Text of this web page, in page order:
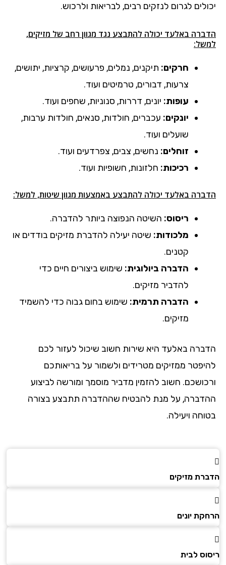
יכולים לגרום לנזקים רבים, לבריאות ולרכוש.
הדברה באלעד יכולה להתבצע נגד מגוון רחב של מזיקים,
למשל:
חרקים: תיקנים, נמלים, פרעושים, קרציות, יתושים,
צרעות, דבורים, טרמיטים ועוד.
עופות: יונים, דררות, סנוניות, שחפים ועוד.
יונקים: עכברים, חולדות, סנאים, חולדות ערבות,
שועלים ועוד.
זוחלים: נחשים, צבים, צפרדעים ועוד.
רכיכות: חלזונות, חשופיות ועוד.
הדברה באלעד יכולה להתבצע באמצעות מגוון שיטות, למשל:
ריסוס: השיטה הנפוצה ביותר להדברה.
מלכודות: שיטה יעילה להדברת מזיקים בודדים או
קטנים.
הדברה ביולוגית: שימוש ביצורים חיים כדי
להדביר מזיקים.
הדברה תרמית: שימוש בחום גבוה כדי להשמיד
מזיקים.
הדברה באלעד היא שירות חשוב שיכול לעזור לכם
להיפטר ממזיקים מטרידים ולשמור על בריאותכם
ורכושכם. חשוב להזמין מדביר מוסמך ומורשה לביצוע
ההדברה, על מנת להבטיח שההדברה תתבצע בצורה
בטוחה ויעילה.
הדברת מזיקים
הרחקת יונים
ריסוס לבית